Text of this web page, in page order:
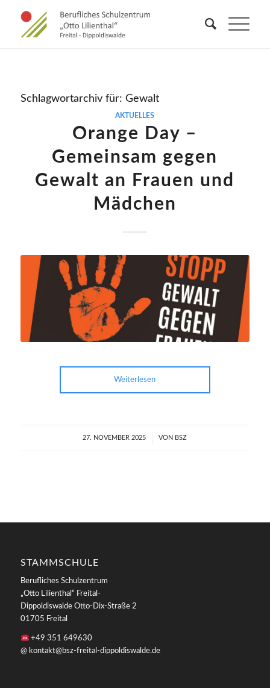
Schlagwortarchiv für: Gewalt
AKTUELLES
Orange Day –
Gemeinsam gegen
Gewalt an Frauen und
Mädchen
Weiterlesen
27. NOVEMBER 2025
/ VON BSZ
STAMMSCHULE
Berufliches Schulzentrum
„Otto Lilienthal“ Freital-
Dippoldiswalde Otto-Dix-Straße 2
01705 Freital
+49 351 649630
@ kontakt@bsz-freital-dippoldiswalde.de